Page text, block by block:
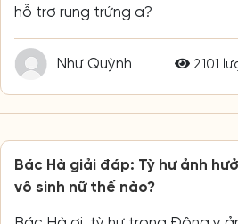
hỗ trợ rụng trứng ạ?
Như Quỳnh 2101
Bác Hà giải đáp: Tỳ hư ảnh
vô sinh nữ thế nào?